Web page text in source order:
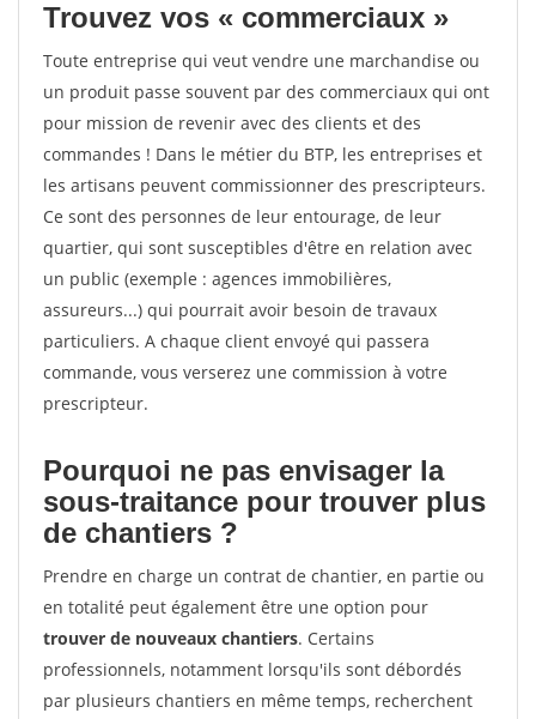
Trouvez vos « commerciaux »
Toute entreprise qui veut vendre une marchandise ou
un produit passe souvent par des commerciaux qui ont
pour mission de revenir avec des clients et des
commandes ! Dans le métier du BTP, les entreprises et
les artisans peuvent commissionner des prescripteurs.
Ce sont des personnes de leur entourage, de leur
quartier, qui sont susceptibles d'être en relation avec
un public (exemple : agences immobilières,
assureurs...) qui pourrait avoir besoin de travaux
particuliers. A chaque client envoyé qui passera
commande, vous verserez une commission à votre
prescripteur.
Pourquoi ne pas envisager la
sous-traitance pour trouver plus
de chantiers ?
Prendre en charge un contrat de chantier, en partie ou
en totalité peut également être une option pour
trouver de nouveaux chantiers. Certains
professionnels, notamment lorsqu'ils sont débordés
par plusieurs chantiers en même temps, recherchent